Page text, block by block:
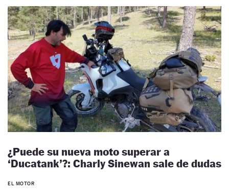
¿Puede su nueva moto superar a
‘Ducatank’?: Charly Sinewan sale de dudas
EL MOTOR